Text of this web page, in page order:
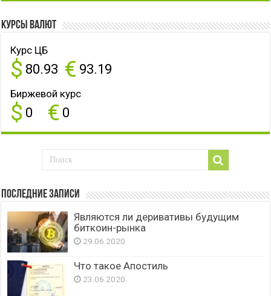
Курсы валют
Курс ЦБ
$ 80.93 € 93.19
Биржевой курс
$ 0 € 0
Последние записи
Являются ли деривативы будущим
биткоин-рынка
29.06.2020
Что такое Апостиль
23.06.2020